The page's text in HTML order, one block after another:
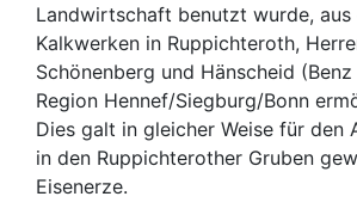
Landwirtschaft benutzt wurde, aus
Kalkwerken in Ruppichteroth,
Schönenberg und Hänscheid
Region Hennef/Siegburg/Bonn
Dies galt in gleicher Weise für den
in den Ruppichterother Gruben
Eisenerze.